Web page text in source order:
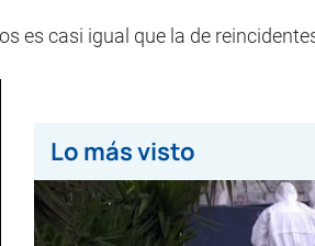
es casi igual que la de
Lo más visto